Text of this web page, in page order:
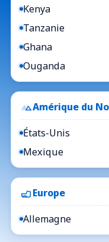
Kenya
Tanzanie
Ghana
Ouganda
Amérique du
États-Unis
Mexique
Europe
Allemagne